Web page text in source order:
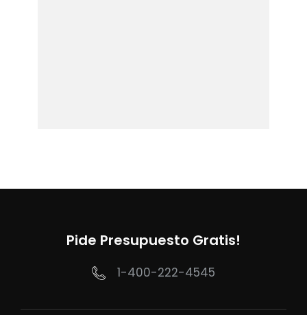
Pide Presupuesto Gratis!
1-400-222-4545